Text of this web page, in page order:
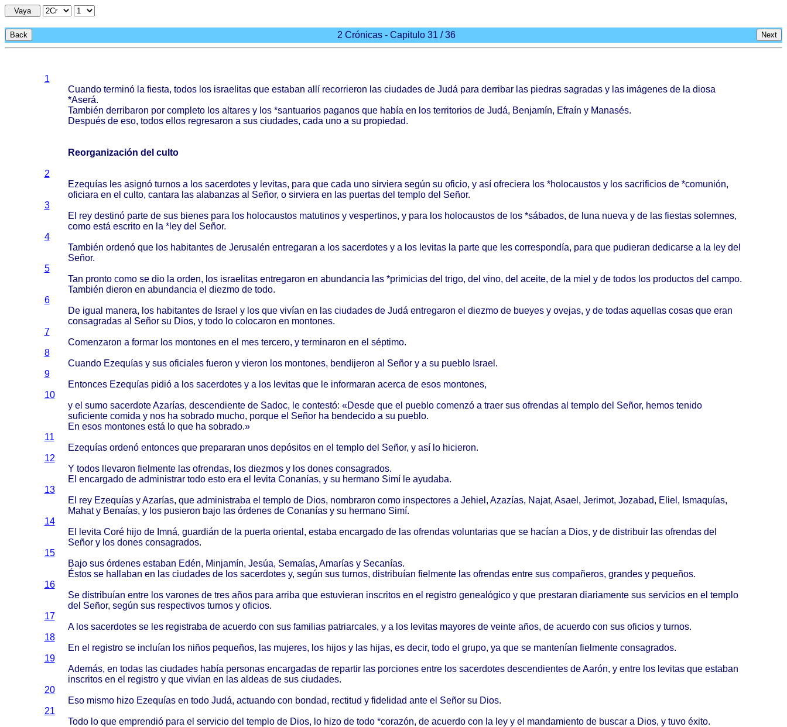
Vaya
Back 2 Crónicas - Capitulo 31 / 36 Next
1
Cuando terminóla fiesta, todoslos israelitasque estaban allí recorrieron las ciudadesde Judá para derribarlas piedras sagradasy las imágenesde la diosa
*Aserá.
También derribaron por completolos altaresy los *santuarios paganosque había en los territoriosde Judá, Benjamín, Efraín y Manasés.
Despuésde eso, todos ellos regresaron a sus ciudades, cada uno a su propiedad.
Reorganización del culto
2
Ezequíasles asignó turnosa los sacerdotesy levitas, para que cada uno sirviera según su oficio, y así ofreciera los *holocaustosy los sacrificiosde *comunión,
oficiara en el culto, cantara las alabanzasal Señor, o sirviera en las puertasdel templodel Señor.
3
El rey destinó partede sus bienes para los holocaustos matutinosy vespertinos, y para los holocaustosde los *sábados, de luna nueva y de las fiestas solemnes,
como está escritoen la *ley del Señor.
4
También ordenóque los habitantesde Jerusalén entregaran a los sacerdotesy a los levitasla parteque les correspondía, para que pudieran dedicarsea la ley del
Señor.
5
Tan pronto comose dio la orden, los israelitas entregaron en abundancia las *primiciasdel trigo, del vino, del aceite, de la miel y de todoslos productosdel campo.
También dieron en abundancia el diezmode todo.
6
De igual manera, los habitantesde Israel y los que vivían en las ciudadesde Judá entregaron el diezmode bueyesy ovejas, y de todas aquellas cosasque eran
consagradasal Señorsu Dios, y todolo colocaron en montones.
7
Comenzaron a formarlos montonesen el mes tercero, y terminaron en el séptimo.
8
Cuando Ezequíasy sus oficiales fueron y vieron los montones, bendijeron al Señory a su pueblo Israel .
9
Entonces Ezequías pidióa los sacerdotesy a los levitasque le informaran acerca de esos montones,
10
y el sumo sacerdote Azarías, descendientede Sadoc, le contestó: «Desdeque el pueblo comenzóa traersus ofrendasal templodel Señor, hemos tenido
suficiente comida y nos ha sobrado mucho, porqueel Señorha bendecidoa su pueblo.
En esos montones está lo que ha sobrado.»
11
Ezequías ordenó entoncesque prepararan unos depósitosen el templodel Señor, y asílo hicieron.
12
Y todos llevaron fielmentelas ofrendas, los diezmosy los dones consagrados.
El encargadode administrar todo estoera el levita Conanías, y su hermano Simíle ayudaba.
13
El rey EzequíasyAzarías, que administraba el templode Dios, nombraron como inspectoresa Jehiel , Azazías, Najat, Asael , Jerimot, Jozabad, Eliel , Ismaquías,
Mahaty Benaías, y los pusieron bajolas órdenesde Conaníasy su hermano Simí.
14
El
levita Coré hijode Imná, guardián de la puerta oriental , estaba encargadode las ofrendas voluntariasque se hacían a Dios, y de distribuirlas ofrendasdel
Señory los dones consagrados.
15
Bajosus órdenes estaban Edén, Minjamín, Jesúa, Semaías, Amaríasy Secanías.
Éstosse hallaban en las ciudadesde los sacerdotesy, según sus turnos, distribuían fielmentelas ofrendas entresus compañeros, grandesy pequeños.
16
Se distribuían entrelos varonesde tres años para arriba que estuvieran inscritosen el registro genealógicoy que prestaran diariamentesus serviciosen el templo
del Señor, según sus respectivos turnosy oficios.
17
A los sacerdotesse les registraba de acuerdocon sus familias patriarcales, y a los levitas mayoresde veinte años, de acuerdocon sus oficiosy turnos.
18
En el registrose incluían los niños pequeños, las mujeres, los hijosy las hijas, es decir, todoel grupo, ya que se mantenían fielmente consagrados.
19
Además, en todaslas ciudades había personas encargadasde repartirlas porciones entrelos sacerdotes descendientesdeAarón, y entrelos levitasque estaban
inscritosen el registroy que vivían en las aldeasde sus ciudades.
20
Eso mismo hizo Ezequíasen todo Judá, actuandocon bondad, rectitud y fidelidad anteel Señorsu Dios.
21
Todolo que emprendió para el serviciodel templode Dios, lo hizode todo*corazón, de acuerdocon la ley y el mandamientode buscara Dios, y tuvo éxito.